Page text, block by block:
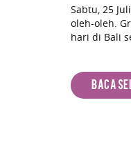
Sabtu, 25
oleh-oleh.
hari di Bali
Baca